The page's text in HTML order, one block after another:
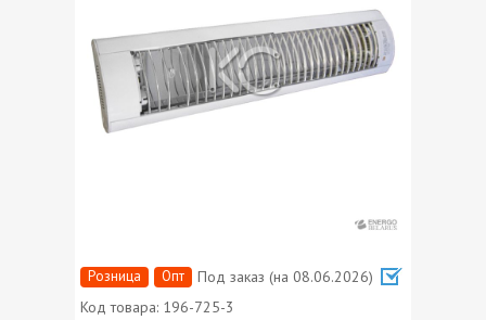
Розница Опт
Под заказ (на 08.06.2026)
Код товара: 196-725-3